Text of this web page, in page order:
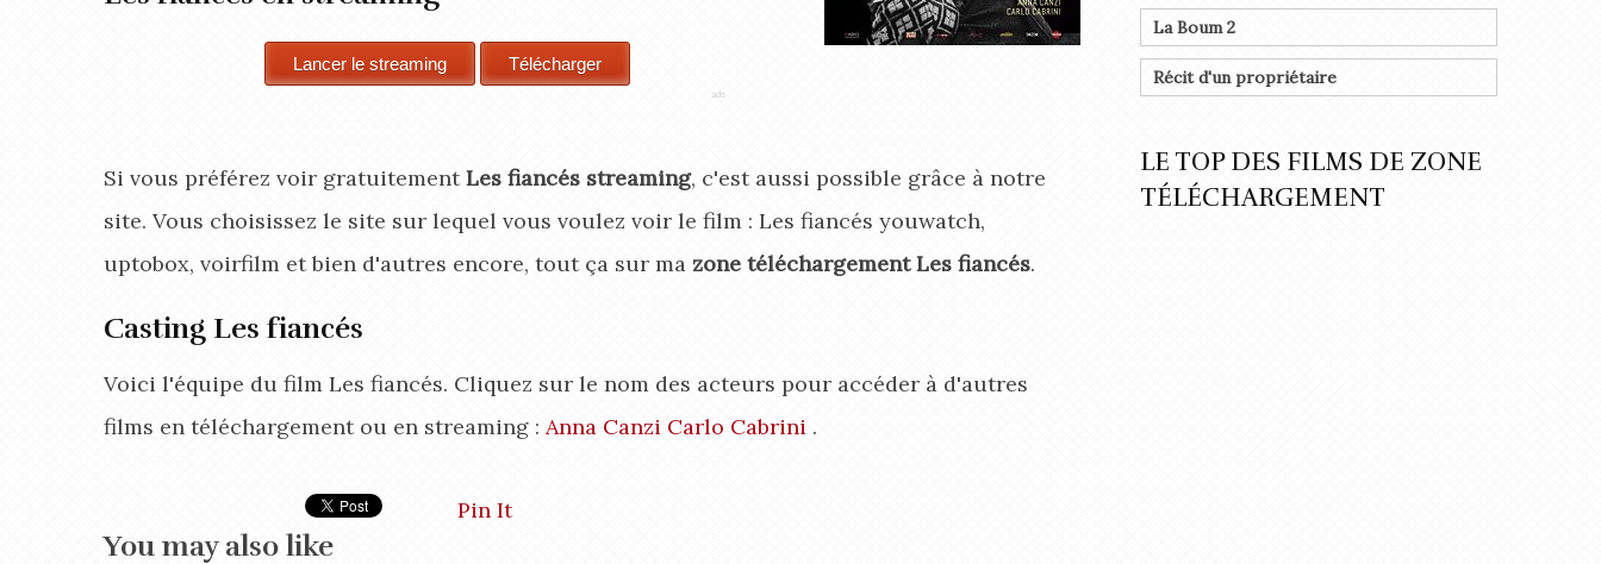
Si vous préférez voir gratuitementLes fiancés streaming, c'est aussi possible grâce à notre
site. Vous choisissez le site sur lequel vous voulez voir le film : Les fiancés youwatch,
uptobox, voirfilm et bien d'autres encore, tout ça sur ma zone téléchargement Les fiancés.
Casting Les fiancés
Voici l'équipe du film Les fiancés. Cliquez sur le nom des acteurs pour accéder à d'autres
films en téléchargement ou en streaming : Anna Canzi Carlo Cabrini .
Pin It
You may also like
La Boum 2
Récit d'un propriétaire
LE TOP DES FILMS DE ZONE
TÉLÉCHARGEMENT